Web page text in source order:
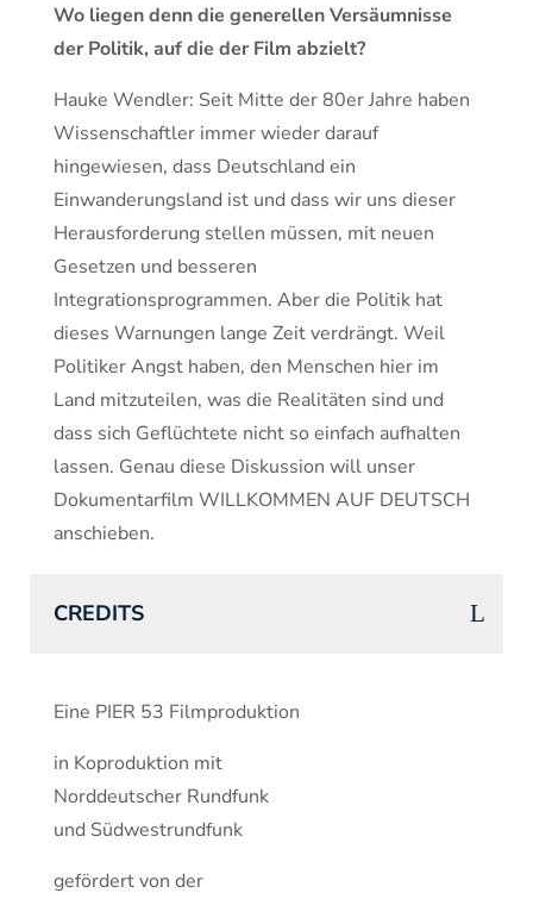
Wo liegen denn die generellen Versäumnisse
der Politik, auf die der Film abzielt?
Hauke Wendler: Seit Mitte der 80er Jahre haben
Wissenschaftler immer wieder darauf
hingewiesen, dass Deutschland ein
Einwanderungsland ist und dass wir uns dieser
Herausforderung stellen müssen, mit neuen
Gesetzen und besseren
Integrationsprogrammen. Aber die Politik hat
dieses Warnungen lange Zeit verdrängt. Weil
Politiker Angst haben, den Menschen hier im
Land mitzuteilen, was die Realitäten sind und
dass sich Geflüchtete nicht so einfach aufhalten
lassen. Genau diese Diskussion will unser
Dokumentarfilm WILLKOMMEN AUF DEUTSCH
anschieben.
CREDITS
Eine PIER 53 Filmproduktion
in Koproduktion mit
Norddeutscher Rundfunk
und Südwestrundfunk
gefördert von der